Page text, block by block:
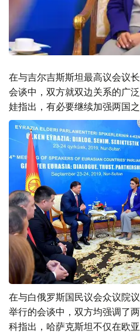
在与吉尔吉斯斯坦最高议会议
会谈中，双方就双边关系的广
娃指出，有必要继续加强两国
在与白俄罗斯国民议会众议院
举行的会谈中，双方均强调了
科指出，哈萨克斯坦不仅在欧